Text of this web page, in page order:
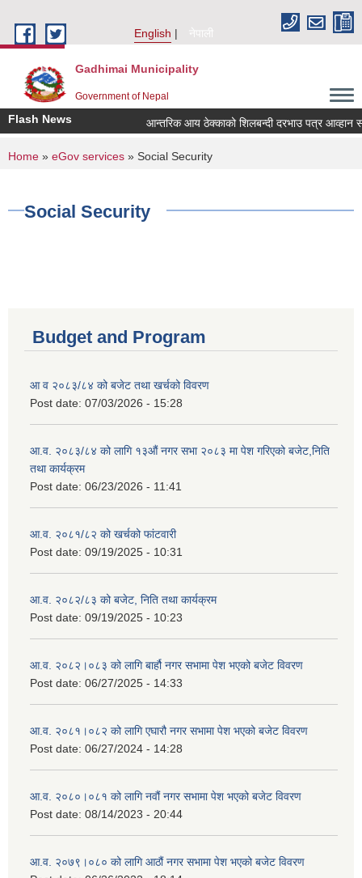
English
नेपाली
Gadhimai Municipality
Government of Nepal
Flash News आन्तरिक आय ठेक्काको शिलबन्दी दरभाउ पत्र आव्हान
You are here
Home » eGov services » Social Security
Social Security
Budget and Program
आ व २०८३/८४ को बजेट तथा खर्चको विवरण
Post date: 07/03/2026 - 15:28
आ.व. २०८३/८४ को लागि १३औं नगर सभा २०८३ मा पेश गरिएको बजेट,निति
तथा कार्यक्रम
Post date: 06/23/2026 - 11:41
आ.व. २०८१/८२ को खर्चको फांटवारी
Post date: 09/19/2025 - 10:31
आ.व. २०८२/८३ को बजेट, निति तथा कार्यक्रम
Post date: 09/19/2025 - 10:23
आ.व. २०८२।०८३ को लागि बार्हौ नगर सभामा पेश भएको बजेट विवरण
Post date: 06/27/2025 - 14:33
आ.व. २०८१।०८२ को लागि एघारौ नगर सभामा पेश भएको बजेट विवरण
Post date: 06/27/2024 - 14:28
आ.व. २०८०।०८१ को लागि नवौं नगर सभामा पेश भएको बजेट विवरण
Post date: 08/14/2023 - 20:44
आ.व. २०७९।०८० को लागि आठौं नगर सभामा पेश भएको बजेट विवरण